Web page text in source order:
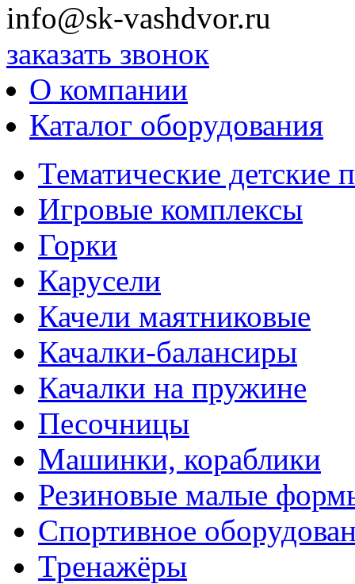
info@sk-vashdvor.ru
заказать звонок
О компании
Каталог оборудования
Тематические детские
Игровые комплексы
Горки
Карусели
Качели маятниковые
Качалки-балансиры
Качалки на пружине
Песочницы
Машинки, кораблики
Резиновые малые
Спортивное
Тренажёры